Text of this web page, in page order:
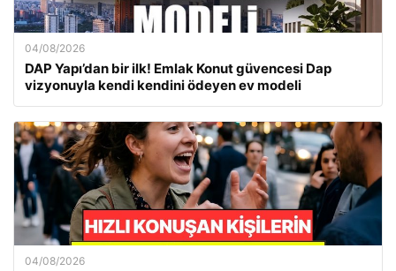
04/08/2026
DAP Yapı’dan bir ilk! Emlak Konut güvencesi Dap
vizyonuyla kendi kendini ödeyen ev modeli
04/08/2026